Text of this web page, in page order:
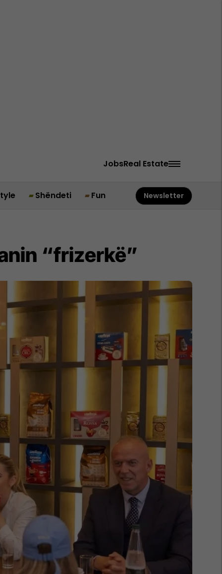
JobsReal Estate
Shëndeti Fun Newsletter
“frizerkë”